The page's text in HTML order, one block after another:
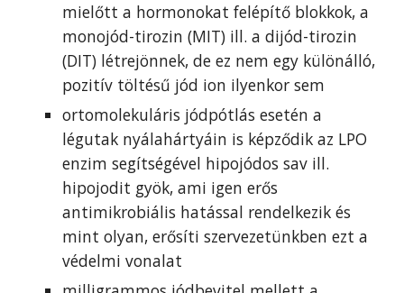
mielőtt a hormonokat felépítő blokkok, a
monojód-tirozin (MIT) ill. a dijód-tirozin
(DIT) létrejönnek, de ez nem egy különálló,
pozitív töltésű jód ion ilyenkor sem
ortomolekuláris jódpótlás esetén a
légutak nyálahártyáin is képződik az LPO
enzim segítségével hipojódos sav ill.
hipojodit gyök, ami igen erős
antimikrobiális hatással rendelkezik és
mint olyan, erősítiszervezetünkbenezt a
védelmi vonalat